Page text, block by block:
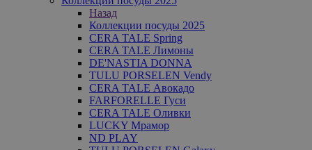
Назад
Коллекции посуды 2025
CERA TALE Spring
CERA TALE Лимоны
DE'NASTIA DONNA
TULU PORSELEN Vendy
CERA TALE Авокадо
FARFORELLE Гуси
CERA TALE Оливки
LUCKY Мрамор
ND PLAY